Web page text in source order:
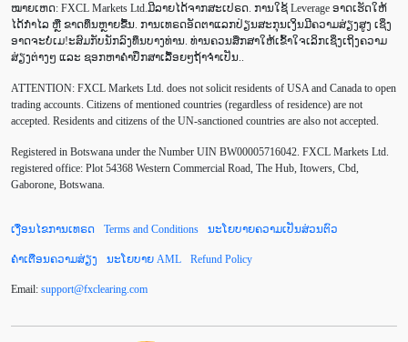
Buy Stop CAD CHF COVID-19 CPI
Canadian dollar Charles Dow
Chinese Yuan Correlation Matrix D1 DailyFX
Default mode network Doji EA EA ເຊີງລຸກ
ECB ECN EMA EUR EUR/AUD
ໝາຍເຫດ: FXCL Markets Ltd.ມີລາຍໄດ້ຈາກສະເປຣດ. ການໃຊ້ Leverage ອາດເຮັດໃຫ້
ໄດ້ກຳໄລ ຫຼື ຂາດທຶນຫຼາຍຂື້ນ. ການເທຣດອັດຕາແລກປ່ຽນສະກຸນເງິນມີຄວາມສ່ຽງສູງ ເຊິ່ງ
ອາດຈະບໍ່ເມ!ະສົມກັບນັກລົງທຶນບາງທ່ານ. ທ່ານຄວນສຶກສາໃຫ້ເຂົ້າໃຈເລິກເຊິ່ງເຖິງຄວາມ
ສ່ຽງຕ່າງໆ ແລະ ຊອກຫາຄຳປຶກສາເລື້ອຍໆຖ້າຈຳເປັນ..
ATTENTION: FXCL Markets Ltd. does not solicit residents of USA and Canada to open
trading accounts. Citizens of mentioned countries (regardless of residence) are not
accepted. Residents and citizens of the UN-sanctioned countries are also not accepted.
Registered in Botswana under the Number UIN BW00005716042. FXCL Markets Ltd.
registered office: Plot 54368 Western Commercial Road, The Hub, Itowers, Cbd,
Gaborone, Botswana.
ເງື່ອນໄຂການເທຣດ Terms and Conditions ນະໂຍບາຍຄວາມເປັນສ່ວນຕົວ
ຄຳເຕືອນຄວາມສ່ຽງ ນະໂຍບາຍ AML Refund Policy
Email: support@fxclearing com